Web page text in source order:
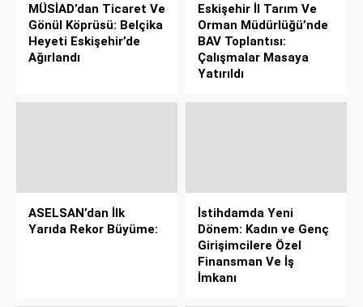
MÜSİAD’dan Ticaret Ve
Gönül Köprüsü: Belçika
Heyeti Eskişehir’de
Ağırlandı
Eskişehir İl Tarım Ve
Orman Müdürlüğü’nde
BAV Toplantısı:
Çalışmalar Masaya
Yatırıldı
ASELSAN’dan İlk
Yarıda Rekor Büyüme:
İstihdamda Yeni
Dönem: Kadın ve Genç
Girişimcilere Özel
Finansman Ve İş
İmkanı